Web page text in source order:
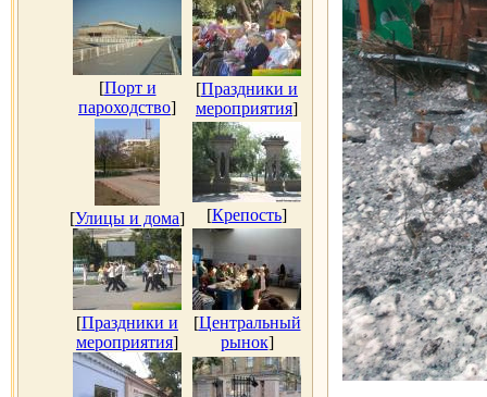
[Порт и
пароходство]
[Праздники и
мероприятия]
[Улицы и дома] [Крепость]
[Праздники и
мероприятия]
[Центральный
рынок]